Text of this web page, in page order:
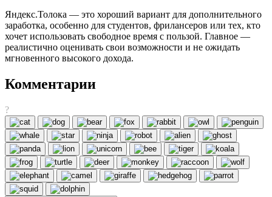
Яндекс.Толока — это хороший вариант для дополнительного
заработка, особенно для студентов, фрилансеров или тех, кто
хочет использовать свободное время с пользой. Главное —
реалистично оценивать свои возможности и не ожидать
мгновенного высокого дохода.
Комментарии
?